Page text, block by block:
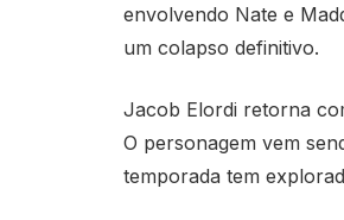
envolvendo Nate e
um colapso definitivo.
Jacob Elordi retorna
O personagem vem
temporada tem